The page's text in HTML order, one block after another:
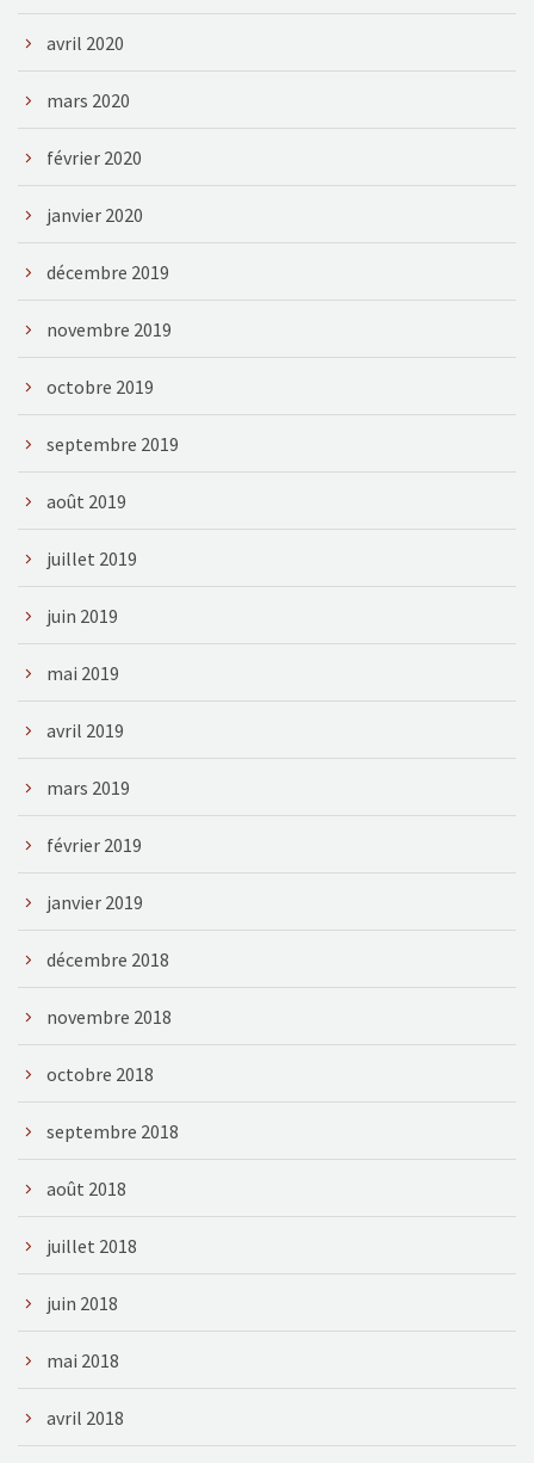
avril 2020
mars 2020
février 2020
janvier 2020
décembre 2019
novembre 2019
octobre 2019
septembre 2019
août 2019
juillet 2019
juin 2019
mai 2019
avril 2019
mars 2019
février 2019
janvier 2019
décembre 2018
novembre 2018
octobre 2018
septembre 2018
août 2018
juillet 2018
juin 2018
mai 2018
avril 2018